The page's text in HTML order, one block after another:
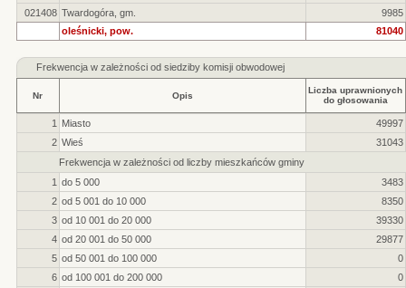
021408 Twardogóra, gm.
9985
oleśnicki, pow.
81040
Frekwencja w zależności od siedziby komisji obwodowej
Nr Opis
Liczba uprawnionych
do głosowania
1 Miasto
49997
2 Wieś
31043
Frekwencja w zależności od liczby mieszkańców gminy
1 do 5 000
3483
2 od 5 001 do 10 000
8350
3 od 10 001 do 20 000
39330
4 od 20 001 do 50 000
29877
5 od 50 001 do 100 000
0
6 od 100 001 do 200 000
0